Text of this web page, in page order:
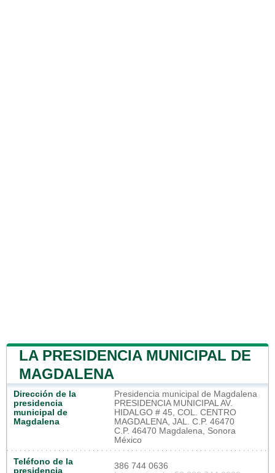
LA PRESIDENCIA MUNICIPAL DE
MAGDALENA
Dirección de la
presidencia
municipal de
Magdalena
Presidencia municipal de Magdalena
PRESIDENCIA MUNICIPAL AV.
HIDALGO # 45, COL. CENTRO
MAGDALENA, JAL. C.P. 46470
C.P. 46470 Magdalena, Sonora
México
Teléfono de la
presidencia
386 744 0636